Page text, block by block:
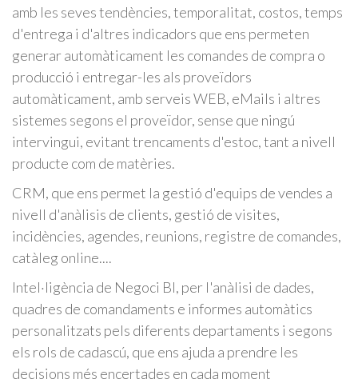
amb les seves tendències, temporalitat, costos, temps
d'entrega i d'altres indicadors que ens permeten
generar automàticament les comandes de compra o
producció i entregar-les als proveïdors
automàticament, amb serveis WEB, eMails i altres
sistemes segons el proveïdor, sense que ningú
intervingui, evitant trencaments d'estoc, tant a nivell
producte com de matèries.
CRM, que ens permet la gestió d'equips de vendes a
nivell d'anàlisis de clients, gestió de visites,
incidències, agendes, reunions, registre de comandes,
catàleg online....
Intel·ligència de Negoci BI, per l'anàlisi de dades,
quadres de comandaments e informes automàtics
personalitzats pels diferents departaments i segons
els rols de cadascú, que ens ajuda a prendre les
decisions més encertades en cada moment